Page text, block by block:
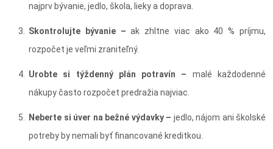
najprv bývanie, jedlo, škola, lieky a doprava.
Skontrolujte bývanie –ak zhltne viac ako 40 % príjmu,
rozpočet je veľmi zraniteľný.
Urobte si týždenný plán potravín – malé každodenné
nákupy často rozpočet predražia najviac.
Neberte si úver na bežné výdavky – jedlo, nájom ani školské
potreby by nemali byť financované kreditkou.